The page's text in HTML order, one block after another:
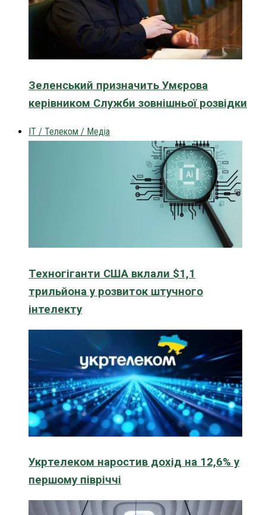
Зеленський призначить Умєрова
керівником Служби зовнішньої розвідки
IT / Телеком / Медіа
Техногіганти США вклали $1,1
трильйона у розвиток штучного
інтелекту
Укртелеком наростив дохід на 12,6% у
першому півріччі